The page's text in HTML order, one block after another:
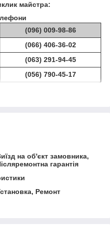
майстра:
(096) 009-98-86
(066) 406-36-02
(063) 291-94-45
(056) 790-45-17
на об'єкт замовника,
гарантія
Ремонт